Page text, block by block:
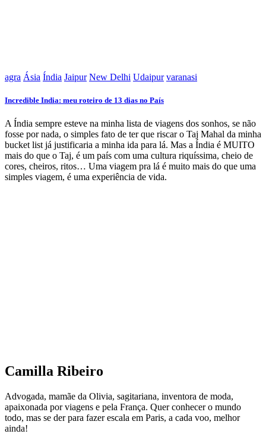
agra Ásia Índia Jaipur New Delhi Udaipur varanasi
Incredible India: meu roteiro de 13 dias no País
A Índia sempre esteve na minha lista de viagens dos sonhos, se não
fosse por nada, o simples fato de ter que riscar o Taj Mahal da minha
bucket list já justificaria a minha ida para lá. Mas a Índia é MUITO
mais do que o Taj, é um país com uma cultura riquíssima, cheio de
cores, cheiros, ritos… Uma viagem pra lá é muito mais do que uma
simples viagem, é uma experiência de vida.
Camilla Ribeiro
Advogada, mamãe da Olivia, sagitariana, inventora de moda,
apaixonada por viagens e pela França. Quer conhecer o mundo
todo, mas se der para fazer escala em Paris, a cada voo, melhor
ainda!